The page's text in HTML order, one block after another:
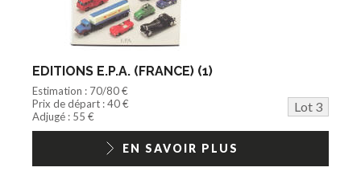
EDITIONS E.P.A. (FRANCE) (1)
Estimation : 70/80 €
Prix de départ : 40 €
Lot 3
Adjugé : 55 €
EN SAVOIR PLUS